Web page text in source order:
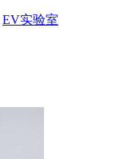
EV实验室